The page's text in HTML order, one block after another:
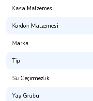
Kasa Malzemesi
Kordon Malzemesi
Marka
Tip
Su Geçirmezlik
Yaş Grubu